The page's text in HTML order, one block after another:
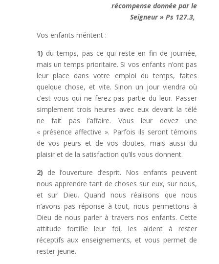
récompense donnée par le
Seigneur » Ps 127.3,
Vos enfants méritent :
1) du temps, pas ce qui reste en fin de journée,
mais un temps prioritaire. Si vos enfants n’ont pas
leur place dans votre emploi du temps, faites
quelque chose, et vite. Sinon un jour viendra où
c’est vous qui ne ferez pas partie du leur. Passer
simplement trois heures avec eux devant la télé
ne fait pas l’affaire. Vous leur devez une
« présence affective ». Parfois ils seront témoins
de vos peurs et de vos doutes, mais aussi du
plaisir et de la satisfaction qu’ils vous donnent.
2) de l’ouverture d’esprit. Nos enfants peuvent
nous apprendre tant de choses sur eux, sur nous,
et sur Dieu. Quand nous réalisons que nous
n’avons pas réponse à tout, nous permettons à
Dieu de nous parler à travers nos enfants. Cette
attitude fortifie leur foi, les aident à rester
réceptifs aux enseignements, et vous permet de
rester jeune.